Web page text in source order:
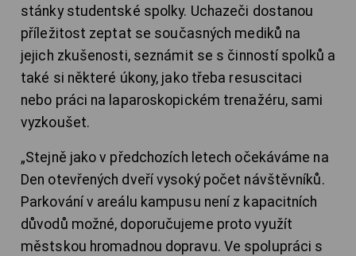
stánky studentské spolky. Uchazeči dostanou
příležitost zeptat se současných mediků na
jejich zkušenosti, seznámit se s činností spolků a
také si některé úkony, jako třeba resuscitaci
nebo práci na laparoskopickém trenažéru, sami
vyzkoušet.
„Stejně jako v předchozích letech očekáváme na
Den otevřených dveří vysoký počet návštěvníků.
Parkování v areálu kampusu není z kapacitních
důvodů možné, doporučujeme proto využít
městskou hromadnou dopravu. Ve spolupráci s